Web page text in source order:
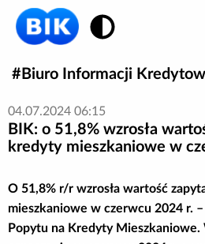
Wyszukiwarka
Informacje prasowe
Analizy rynkowe
Publikacje BIK
Biuro Informacji
04.07.2024 06:15
BIK: o 51,8% wzrosła
kredyty mieszkaniowe w
O 51,8% r/r wzrosła wartość
mieszkaniowe w czerwcu 2024 r.
Popytu na Kredyty Mieszkaniowe.